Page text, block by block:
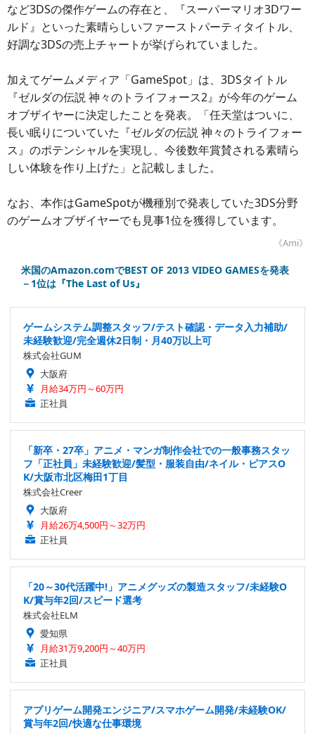
など3DSの傑作ゲームの存在と、『スーパーマリオ3Dワー
ルド』といった素晴らしいファーストパーティタイトル、
好調な3DSの売上チャートが挙げられていました。
加えてゲームメディア「GameSpot」は、3DSタイトル
『ゼルダの伝説 神々のトライフォース2』が今年のゲーム
オブザイヤーに決定したことを発表。「任天堂はついに、
長い眠りについていた『ゼルダの伝説 神々のトライフォー
ス』のポテンシャルを実現し、今後数年賞賛される素晴ら
しい体験を作り上げた」と記載しました。
なお、本作はGameSpotが機種別で発表していた3DS分野
のゲームオブザイヤーでも見事1位を獲得しています。
《Ami》
米国のAmazon.comでBEST OF 2013 VIDEO GAMESを発表
－1位は『The Last of Us』
ゲームシステム調整スタッフ/テスト確認・データ入力補助/
未経験歓迎/完全週休2日制・月40万以上可
株式会社GUM
大阪府
月給34万円～60万円
正社員
「新卒・27卒」アニメ・マンガ制作会社での一般事務スタッ
フ「正社員」未経験歓迎/髪型・服装自由/ネイル・ピアスO
K/大阪市北区梅田1丁目
株式会社Creer
大阪府
月給26万4,500円～32万円
正社員
「20～30代活躍中!」アニメグッズの製造スタッフ/未経験O
K/賞与年2回/スピード選考
株式会社ELM
愛知県
月給31万9,200円～40万円
正社員
アプリゲーム開発エンジニア/スマホゲーム開発/未経験OK/
賞与年2回/快適な仕事環境